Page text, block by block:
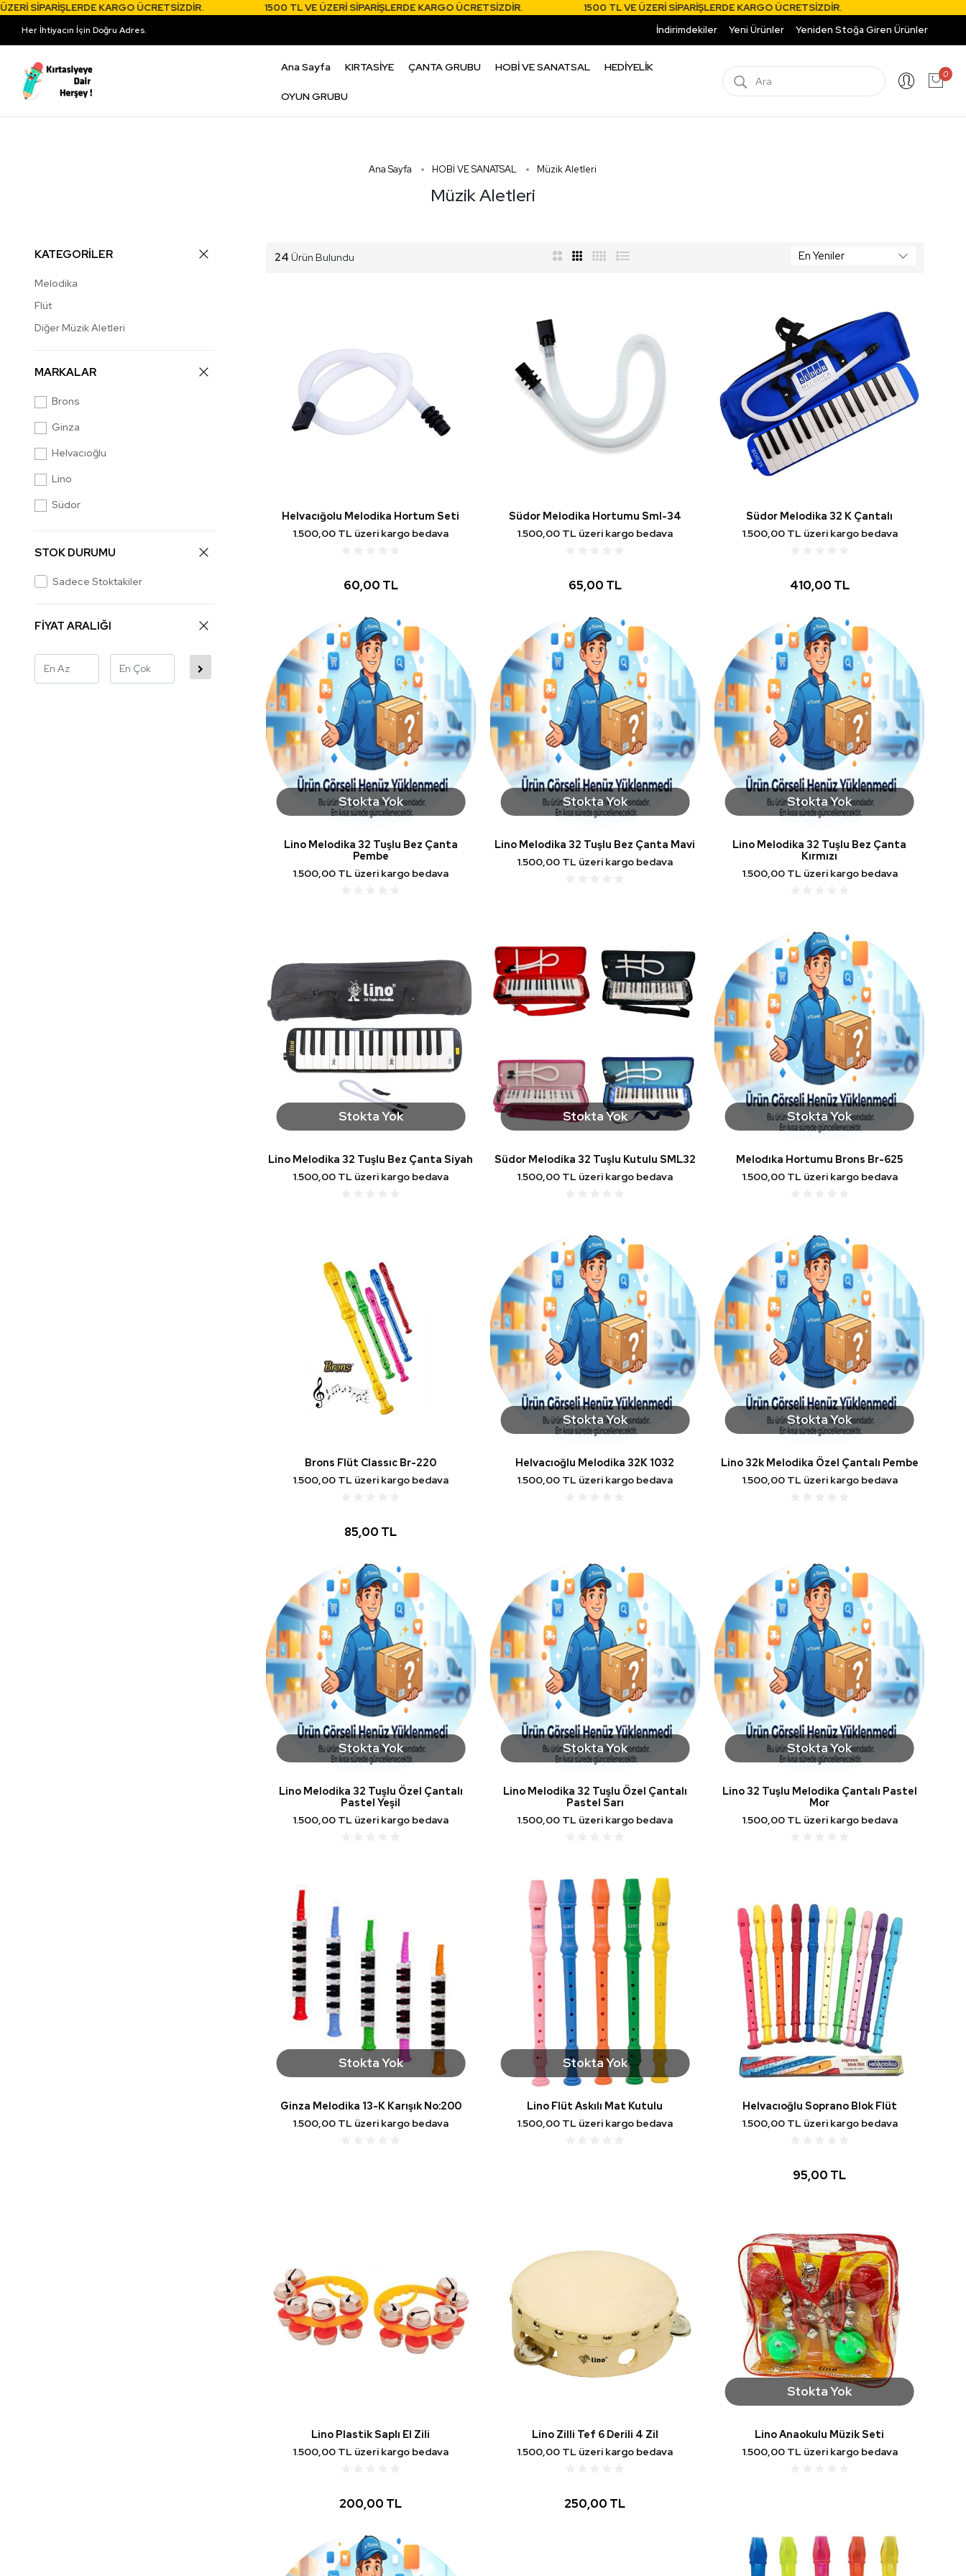
KARGO ÜCRETSİZDİR. 1500 TL VE ÜZERİ SİPARİŞLERDE KARGO ÜCRETSİZDİR. 1500 TL VE ÜZERİ SİPARİŞLERDE KARGO ÜCRETSİZDİR.
Her İhtiyacın İçin Doğru Adres. İndirimdekiler Yeni Ürünler Yeniden Stoğa Giren Ürünler
Ana Sayfa KIRTASİYE ÇANTA GRUBU HOBİ VE SANATSAL HEDİYELİK
OYUN GRUBU
0
Ana Sayfa HOBİ VE SANATSAL Müzik Aletleri
Müzik Aletleri
KATEGORİLER
Melodika
Flüt
Diğer Müzik Aletleri
MARKALAR
Brons
Ginza
Helvacıoğlu
Lino
Südor
STOK DURUMU
Sadece Stoktakiler
FİYAT ARALIĞI
24 Ürün Bulundu
Helvacığolu Melodika Hortum Seti
1.500,00 TL üzeri kargo bedava
60,00 TL
Südor Melodika Hortumu Sml-34
1.500,00 TL üzeri kargo bedava
65,00 TL
Südor Melodika 32 K Çantalı
1.500,00 TL üzeri kargo bedava
410,00 TL
Stokta Yok
Lino Melodika 32 Tuşlu Bez Çanta
Pembe
1.500,00 TL üzeri kargo bedava
Stokta Yok
Lino Melodika 32 Tuşlu Bez Çanta Mavi
1.500,00 TL üzeri kargo bedava
Stokta Yok
Lino Melodika 32 Tuşlu Bez Çanta
Kırmızı
1.500,00 TL üzeri kargo bedava
Stokta Yok
Lino Melodika 32 Tuşlu Bez Çanta Siyah
1.500,00 TL üzeri kargo bedava
Stokta Yok
Südor Melodika 32 Tuşlu Kutulu SML32
1.500,00 TL üzeri kargo bedava
Stokta Yok
Melodıka Hortumu Brons Br-625
1.500,00 TL üzeri kargo bedava
Brons Flüt Classıc Br-220
1.500,00 TL üzeri kargo bedava
85,00 TL
Stokta Yok
Helvacıoğlu Melodika 32K 1032
1.500,00 TL üzeri kargo bedava
Stokta Yok
Lino 32k Melodika Özel Çantalı Pembe
1.500,00 TL üzeri kargo bedava
Stokta Yok
Lino Melodika 32 Tuşlu Özel Çantalı
Pastel Yeşil
1.500,00 TL üzeri kargo bedava
Stokta Yok
Lino Melodika 32 Tuşlu Özel Çantalı
Pastel Sarı
1.500,00 TL üzeri kargo bedava
Stokta Yok
Lino 32 Tuşlu Melodika Çantalı Pastel
Mor
1.500,00 TL üzeri kargo bedava
Stokta Yok
Ginza Melodika 13-K Karışık No:200
1.500,00 TL üzeri kargo bedava
Stokta Yok
Lino Flüt Askılı Mat Kutulu
1.500,00 TL üzeri kargo bedava
Helvacıoğlu Soprano Blok Flüt
1.500,00 TL üzeri kargo bedava
95,00 TL
Lino Plastik Saplı El Zili
1.500,00 TL üzeri kargo bedava
200,00 TL
Lino Zilli Tef 6 Derili 4 Zil
1.500,00 TL üzeri kargo bedava
250,00 TL
Stokta Yok
Lino Anaokulu Müzik Seti
1.500,00 TL üzeri kargo bedava